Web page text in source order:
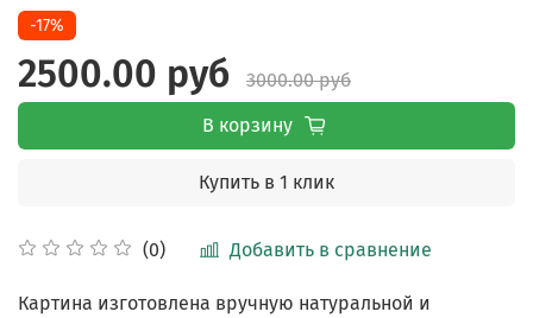
(0) Добавить в сравнение
-17%
2500.00 руб
3000.00 руб
В корзину
Купить в 1 клик
Картина изготовлена вручную натуральной и